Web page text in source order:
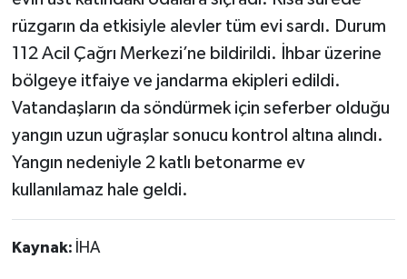
rüzgarın da etkisiyle alevler tüm evi sardı. Durum
112 Acil Çağrı Merkezi’ne bildirildi. İhbar üzerine
bölgeye itfaiye ve jandarma ekipleri edildi.
Vatandaşların da söndürmek için seferber olduğu
yangın uzun uğraşlar sonucu kontrol altına alındı.
Yangın nedeniyle 2 katlı betonarme ev
kullanılamaz hale geldi.
Kaynak: İHA